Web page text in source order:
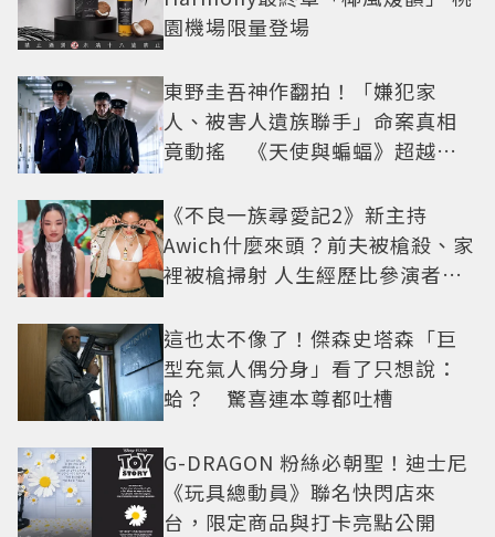
園機場限量登場
東野圭吾神作翻拍！「嫌犯家
人、被害人遺族聯手」命案真相
竟動搖 《天使與蝙蝠》超越懸
《不良一族尋愛記2》新主持
Awich什麼來頭？前夫被槍殺、家
裡被槍掃射 人生經歷比參演者還
這也太不像了！傑森史塔森「巨
型充氣人偶分身」看了只想說：
蛤？ 驚喜連本尊都吐槽
G-DRAGON 粉絲必朝聖！迪士尼
《玩具總動員》聯名快閃店來
台，限定商品與打卡亮點公開